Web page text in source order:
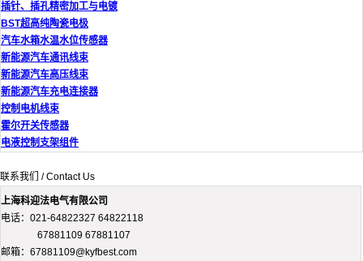
插针、插孔精密加工与电镀
BST超高纯陶瓷电极
汽车水箱水温水位传感器
新能源汽车通讯线束
新能源汽车高压线束
新能源汽车充电连接器
控制电机线束
霍尔开关传感器
电液控制支架组件
联系我们 / Contact Us
上海科迎法电气有限公司
电话：021-64822327 64822118
67881109 67881107
邮箱：67881109@kyfbest.com